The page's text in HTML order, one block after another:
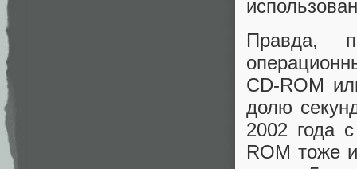
Правда,
CD-ROM
долю
2002 года
ROM тоже